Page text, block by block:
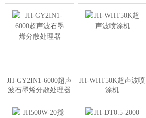
JH-GY2IN1-6000超声
波石墨烯分散处理器
JH-WHT50K超声波喷
涂机